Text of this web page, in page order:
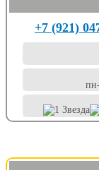
+7 (921)